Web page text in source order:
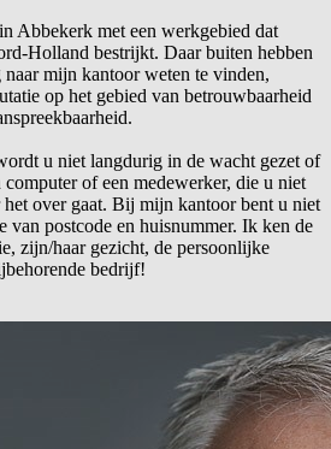
Abbekerk met een werkgebied dat
Holland bestrijkt. Daar buiten hebben
mijn kantoor weten te vinden,
op het gebied van betrouwbaarheid
u niet langdurig in de wacht gezet of
of een medewerker, die u niet
over gaat. Bij mijn kantoor bent u niet
van postcode en huisnummer. Ik ken de
zijn/haar gezicht, de persoonlijke
bedrijf!